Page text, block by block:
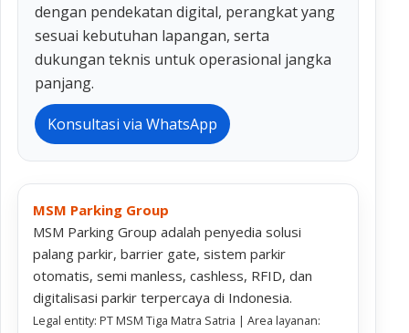
dengan pendekatan digital, perangkat yang
sesuai kebutuhan lapangan, serta
dukungan teknis untuk operasional jangka
panjang.
Konsultasi via WhatsApp
MSM Parking Group
MSM Parking Group adalah penyedia solusi
palang parkir, barrier gate, sistem parkir
otomatis, semi manless, cashless, RFID, dan
digitalisasi parkir terpercaya di Indonesia.
Legal entity: PT MSM Tiga Matra Satria | Area layanan: